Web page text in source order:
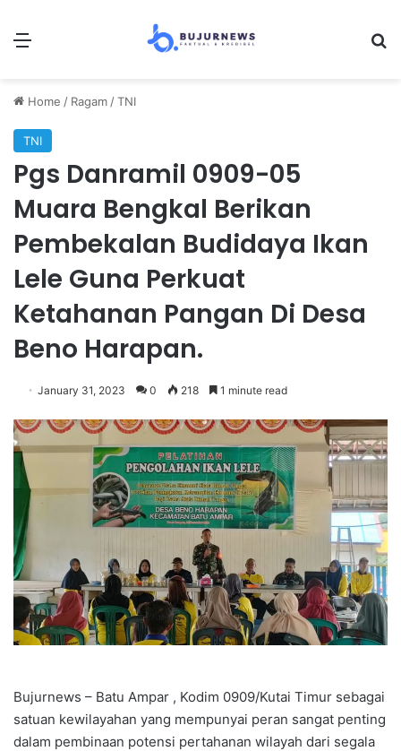
Menu
Home / Ragam /TNI
TNI
Pgs Danramil 0909-05
Muara Bengkal Berikan
Pembekalan Budidaya Ikan
Lele Guna Perkuat
Ketahanan Pangan Di Desa
Beno Harapan.
January 31, 2023 0 218 1 minute read
Bujurnews – Batu Ampar , Kodim 0909/Kutai Timur sebagai
satuan kewilayahan yang mempunyai peran sangat penting
dalam pembinaan potensi pertahanan wilayah dari segala